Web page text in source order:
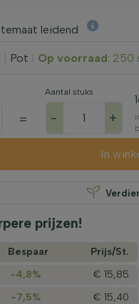
leidend
Pot Op voorraad: 250
=
Aantal stuks
- +
In
prijzen!
Bespaar
Prijs/­St.
-4,8%
€ 15,85
-7,5%
€ 15,40